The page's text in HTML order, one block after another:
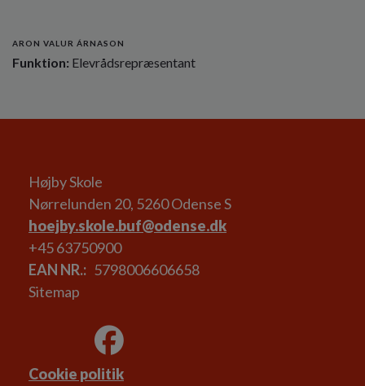
ARON VALUR ÁRNASON
Funktion: Elevrådsrepræsentant
Højby Skole
Nørrelunden 20, 5260 Odense S
hoejby.skole.buf@odense.dk
+45 63750900
EAN NR.
5798006606658
Sitemap
Cookie politik